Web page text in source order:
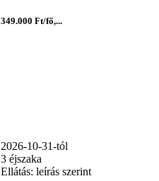
349.000 Ft/fő,...
2026-10-31-tól
3 éjszaka
Ellátás: leírás szerint